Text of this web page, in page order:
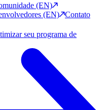
(EN)
(EN) Contato
seu programa de